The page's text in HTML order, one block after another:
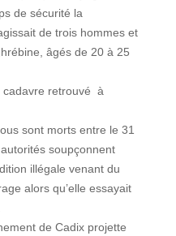
de sécurité la
de trois hommes et
âgés de 20 à 25
retrouvé à
sont morts entre le 31
soupçonnent
illégale venant du
alors qu’elle essayait
de Cadix projette